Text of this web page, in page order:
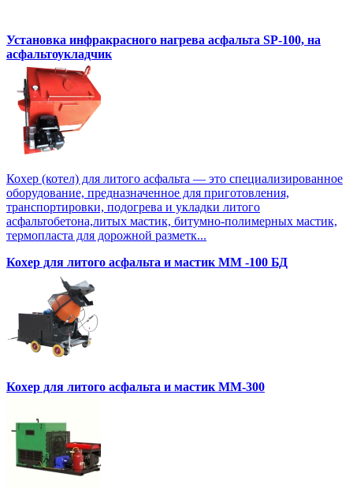
Установка инфракрасного нагрева асфальта SP-100, на
асфальтоукладчик
Кохер (котел) для литого асфальта — это специализированное
оборудование, предназначенное для приготовления,
транспортировки, подогрева и укладки литого
асфальтобетона,литых мастик, битумно-полимерных мастик,
термопласта для дорожной разметк...
Кохер для литого асфальта и мастик MM -100 БД
Кохер для литого асфальта и мастик MM-300